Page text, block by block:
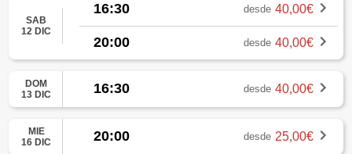
SAB
12 DIC
16:30 desde 40,00€
20:00 desde 40,00€
DOM
13 DIC
16:30 desde 40,00€
MIE
16 DIC
20:00 desde 25,00€